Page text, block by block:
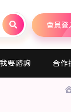
會員登
我要諮詢 合作